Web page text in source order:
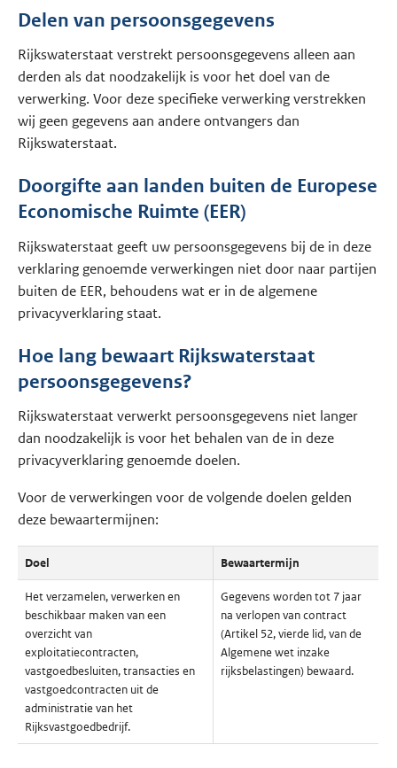
Delen van persoonsgegevens
Rijkswaterstaat verstrekt persoonsgegevens alleen aan
derden als dat noodzakelijk is voor het doel van de
verwerking. Voor deze specifieke verwerking verstrekken
wij geen gegevens aan andere ontvangers dan
Rijkswaterstaat.
Doorgifte aan landen buiten de Europese
Economische Ruimte (EER)
Rijkswaterstaat geeft uw persoonsgegevens bij de in deze
verklaring genoemde verwerkingen niet door naar partijen
buiten de EER, behoudens wat er in de algemene
privacyverklaring staat.
Hoe lang bewaart Rijkswaterstaat
persoonsgegevens?
Rijkswaterstaat verwerkt persoonsgegevens niet langer
dan noodzakelijk is voor het behalen van de in deze
privacyverklaring genoemde doelen.
Voor de verwerkingen voor de volgende doelen gelden
deze bewaartermijnen:
Doel Bewaartermijn
Het verzamelen, verwerken en
beschikbaar maken van een
overzicht van
exploitatiecontracten,
vastgoedbesluiten, transacties en
vastgoedcontracten uit de
administratie van het
Rijksvastgoedbedrijf.
Gegevens worden tot 7 jaar
na verlopen van contract
(Artikel 52, vierde lid, van de
Algemene wet inzake
rijksbelastingen) bewaard.